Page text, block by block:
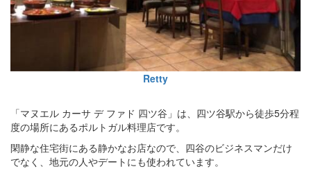
Retty
「マヌエル カーサ デ ファド 四ツ谷」は、四ツ谷駅から徒歩5分程
度の場所にあるポルトガル料理店です。
閑静な住宅街にある静かなお店なので、四谷のビジネスマンだけ
でなく、地元の人やデートにも使われています。